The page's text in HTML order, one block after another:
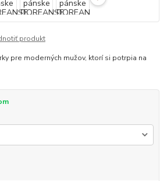
produkt
pre moderných mužov, ktorí si potrpia na